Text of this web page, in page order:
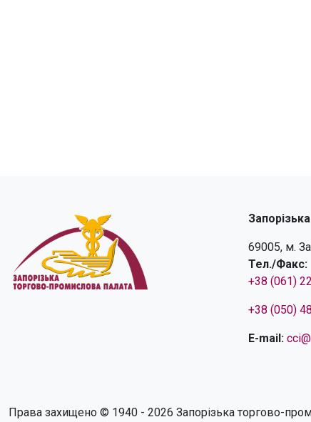
69005, м.
Тел./Факс:
+38 (061)
+38 (050)
E-mail:
Права захищено © 1940 - 2026 Запорізька торгово-